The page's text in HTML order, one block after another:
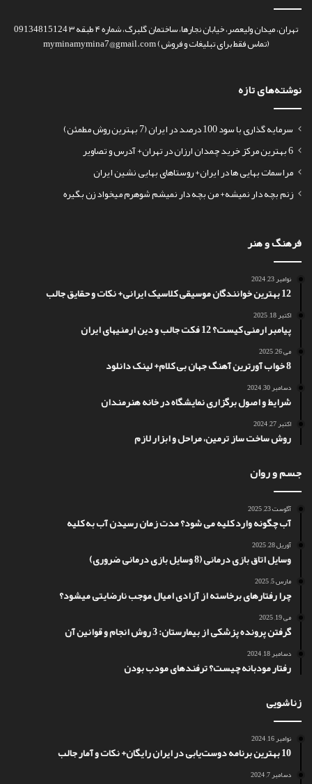
تهران، میدان ولیعصر، خیابان نجارها، ساختمان گلبرگ، شماره ۴ طبقه ۳ 09134815124
(تماس فقط برای تبلیغات و فروش) myminamymina7@gmail.com
نوشته‌های تازه
سرمایه گذاری با سود 100 درصد در ایران (7 بهترین روش مطمئن)
6 بهترین مرکز خرید چمدان ارزان در تهران+ آدرس و تصاویر
مراسمات بهایی ها در ایران+ روستاهای بهایی نشین ایران
زنم بچه دار نمیشه+ من بچه دار نمیشم شوهرم میخواد زن بگیره
فرهنگ و هنر
نوامبر 23, 2024
12 بهترین خوانندگان موسیقی کلاسیک ایرانی+ نکات و حقایق جالب
اکتبر 18, 2025
پیامبر ارمنی کیست؟ 12 فکت جالب و دین ارمنیهای ایران
می 26, 2025
8 خواب آورترین آهنگ جهان بی کلام+ لینک دانلود
دسامبر 30, 2024
شرایط و اصول برگزاری نمایشگاه در خانه هنرمندان
اکتبر 27, 2024
روش ساخت ساز ترمین، مراحل و ابزار لازم
جسم و روان
آگوست 23, 2025
آب چگونه وارد کلیه می شود؟ مدت زمان رسیدن آب به کلیه
آوریل 28, 2025
وسایل اتاق بازی درمانی (8 وسایل بازی درمانی ضروری)
مارس 5, 2025
چرا رفتارهای برخاسته از آزادی امیال موجب نارضایتی میشود؟
می 19, 2025
گرفتن پرونده پزشکی از بیمارستان: 3 روش انجام و قوانین آن
دسامبر 18, 2024
رفتار مودبانه چیست؟ ترفندهای مودب بودن
زناشویی
نوامبر 16, 2024
10 بهترین برنامه دوست‌یابی در ایران رایگان+ نکات و آمار جالب
دسامبر 7, 2024